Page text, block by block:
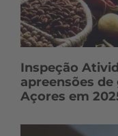
Inspeção
apreensões
Açores em